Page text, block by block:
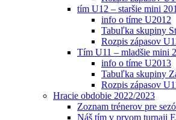
tím U12 – staršie mini
info o tíme U2012
Tabuľka skupiny
Rozpis zápasov
Tím U11 – mladšie mini
info o tíme U2013
Tabuľka skupiny
Rozpis zápasov
Hracie obdobie 2022/2023
Zoznam trénerov pre
Náš tím v prvom turnaji